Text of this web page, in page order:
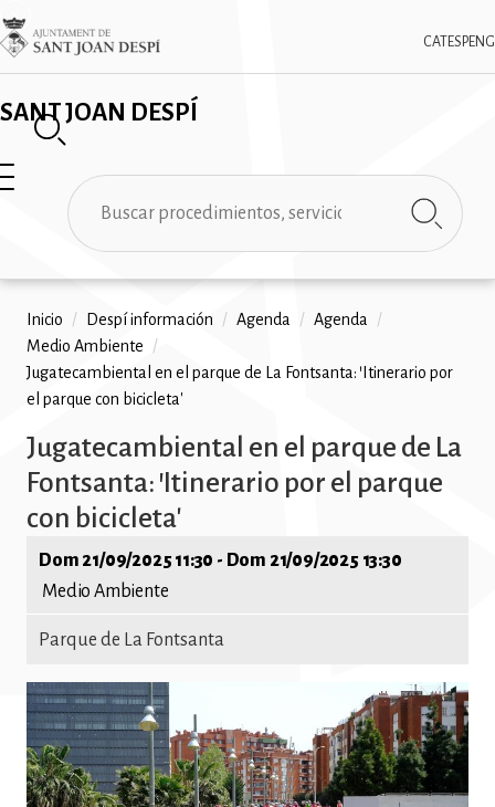
Pasar
al
contenido
SANT JOAN DESPÍ
CAT ESPENG
Imatge
✕
Buscar
Ruta
de
navegación
Inicio / Despí información / Agenda / Agenda
/
Medio Ambiente
/
Jugatecambiental en el parque de La Fontsanta: 'Itinerario por
el parque con bicicleta'
Jugatecambiental en el parque de La
Fontsanta: 'Itinerario por el parque
con bicicleta'
Dom 21/09/2025 11:30 - Dom 21/09/2025 13:30
Medio Ambiente
Parque de La Fontsanta
Imatge